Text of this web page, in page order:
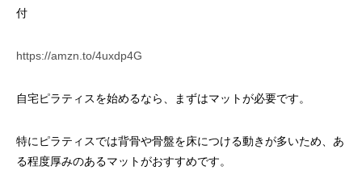
付
https://amzn.to/4uxdp4G
自宅ピラティスを始めるなら、まずはマットが必要です。
特にピラティスでは背骨や骨盤を床につける動きが多いため、あ
る程度厚みのあるマットがおすすめです。